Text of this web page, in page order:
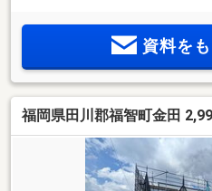
資料を
福岡県田川郡福智町金田